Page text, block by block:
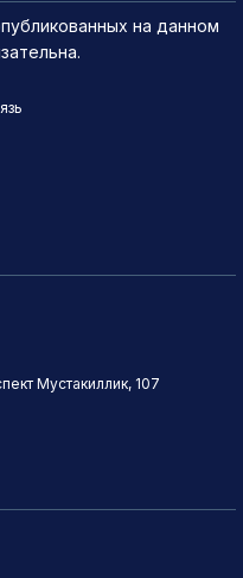
на данном
Мустакиллик, 107